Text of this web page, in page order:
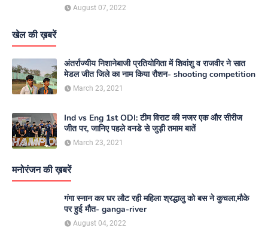
August 07, 2022
खेल की ख़बरें
अंतर्राज्यीय निशानेबाजी प्रतियोगिता में शिवांशु व राजवीर ने सात
मेडल जीत जिले का नाम किया रौशन- shooting competition
March 23, 2021
Ind vs Eng 1st ODI: टीम विराट की नजर एक और सीरीज
जीत पर, जानिए पहले वनडे से जुड़ी तमाम बातें
March 23, 2021
मनोरंजन की ख़बरें
गंगा स्नान कर घर लौट रही महिला श्रद्धालु को बस ने कुचला,मौके
पर हुई मौत- ganga-river
August 04, 2022